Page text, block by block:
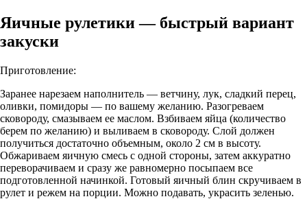
Яичные рулетики — быстрый вариант
закуски
Приготовление:
Заранее нарезаем наполнитель — ветчину, лук, сладкий перец,
оливки, помидоры — по вашему желанию. Разогреваем
сковороду, смазываем ее маслом. Взбиваем яйца (количество
берем по желанию) и выливаем в сковороду. Слой должен
получиться достаточно объемным, около 2 см в высоту.
Обжариваем яичную смесь с одной стороны, затем аккуратно
переворачиваем и сразу же равномерно посыпаем все
подготовленной начинкой. Готовый яичный блин скручиваем в
рулет и режем на порции. Можно подавать, украсить зеленью.